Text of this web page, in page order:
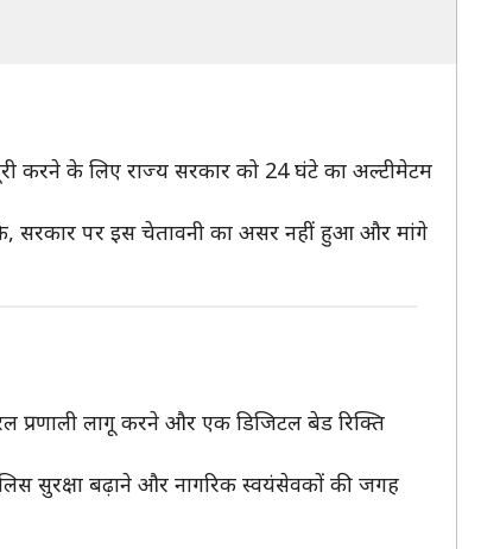
करने के लिए राज्य सरकार को 24 घंटे का अल्टीमेटम
सरकार पर इस चेतावनी का असर नहीं हुआ और मांगे
प्रणाली लागू करने और एक डिजिटल बेड रिक्ति
सुरक्षा बढ़ाने और नागरिक स्वयंसेवकों की जगह